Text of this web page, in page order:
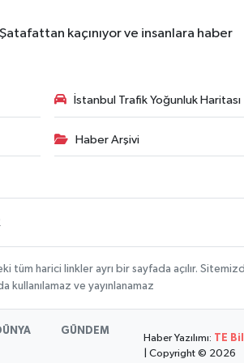
kaçınıyor ve insanlara haber
İstanbul Trafik Yoğunluk Haritası
Haber Arşivi
tüm harici linkler ayrı bir sayfada açılır.
kullanılamaz ve yayınlanamaz
GÜNDEM
Haber Yazılımı: TE
| Copyright © 2026